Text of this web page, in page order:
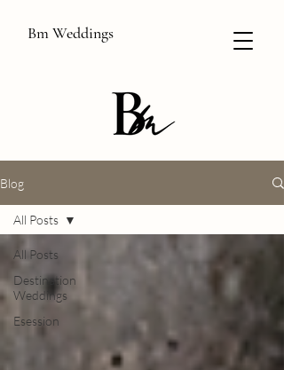
Bm Weddings
Blog
All Posts
Destination
Weddings
Esession
All Posts